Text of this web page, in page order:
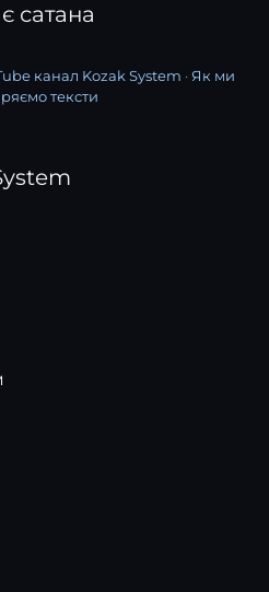
сатана
канал Kozak System · Як ми
тексти